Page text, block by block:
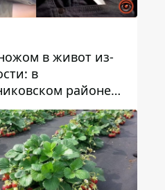
в живот из-
в
районе
49-летнего
за убийство